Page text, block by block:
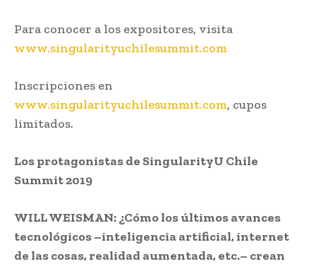
Para conocer a los expositores, visita
www.singularityuchilesummit.com
Inscripciones en
www.singularityuchilesummit.com, cupos
limitados.
Los protagonistas de SingularityU Chile
Summit 2019
WILL WEISMAN: ¿Cómo los últimos avances
tecnológicos –inteligencia artificial, internet
de las cosas, realidad aumentada, etc.– crean